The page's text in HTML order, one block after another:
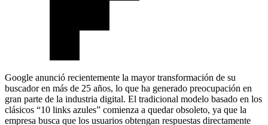
Google anunció recientemente la mayor transformación de su
buscador en más de 25 años, lo que ha generado preocupación en
gran parte de la industria digital. El tradicional modelo basado en los
clásicos “10 links azules” comienza a quedar obsoleto, ya que la
empresa busca que los usuarios obtengan respuestas directamente